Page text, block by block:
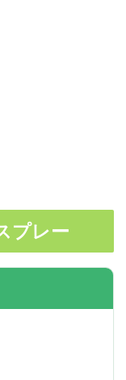
プレー